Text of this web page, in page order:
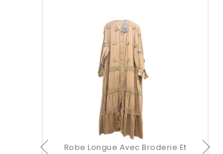
Robe Longue Avec Broderie Et